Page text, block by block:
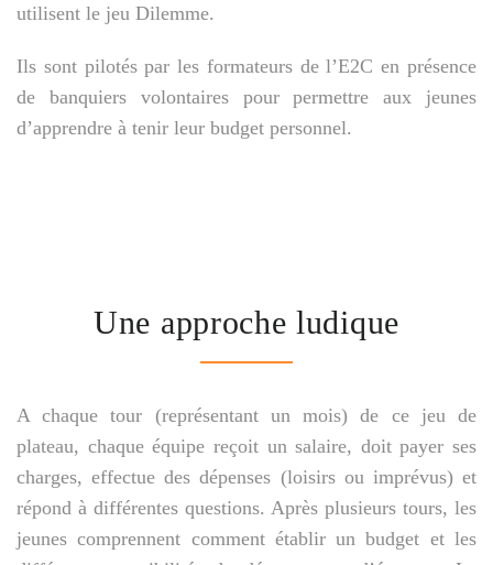
utilisent le jeu Dilemme.
Ils sont pilotés par les formateurs de l’E2C en présence
de banquiers volontaires pour permettre aux jeunes
d’apprendre à tenir leur budget personnel.
Une approche ludique
A chaque tour (représentant un mois) de ce jeu de
plateau, chaque équipe reçoit un salaire, doit payer ses
charges, effectue des dépenses (loisirs ou imprévus) et
répond à différentes questions. Après plusieurs tours, les
jeunes comprennent comment établir un budget et les